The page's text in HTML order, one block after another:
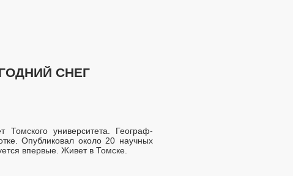
СНЕГ
Томского университета. Географ-
Опубликовал около 20 научных
впервые. Живет в Томске.